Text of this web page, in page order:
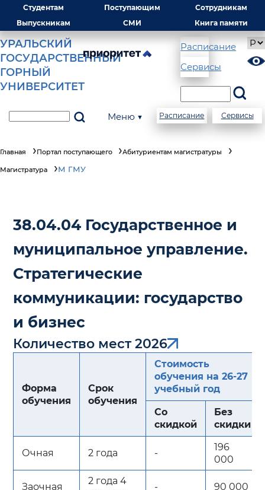
Студентам Поступающим
Сотрудникам
Выпускникам
СМИ Книга памяти
УРАЛЬСКИЙ
ГОСУДАРСТВЕННЫЙ
ГОРНЫЙ
УНИВЕРСИТЕТ
Расписание
Сервисы
Меню ▼ Расписание Сервисы
Главная Портал поступающего Абитуриентам магистратуры
Магистратура М ГМУ
38.04.04 Государственное и
муниципальное управление.
Стратегические
коммуникации: государство
и бизнес
Количество мест 2026
Форма
обучения
Срок
обучения
Стоимость
обучения на 26-27
учебный год
Со
скидкой
Без
скидки
Очная 2 года -
196
000
Заочная
2 года 4
- 90 000